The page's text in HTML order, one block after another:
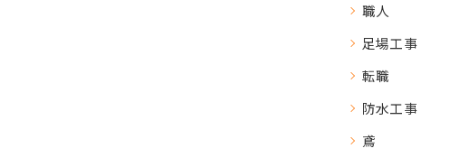
職人
足場工事
転職
防水工事
鳶